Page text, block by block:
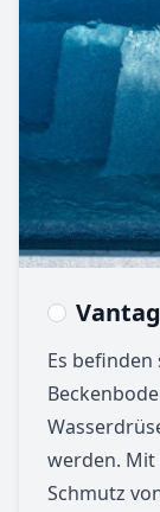
Es
werden.
Schmutz